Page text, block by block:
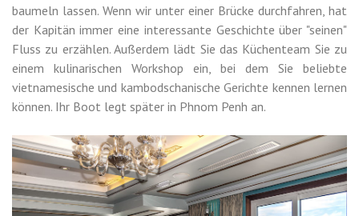
baumeln lassen. Wenn wir unter einer Brücke durchfahren, hat
der Kapitän immer eine interessante Geschichte über "seinen"
Fluss zu erzählen. Außerdem lädt Sie das Küchenteam Sie zu
einem kulinarischen Workshop ein, bei dem Sie beliebte
vietnamesische und kambodschanische Gerichte kennen lernen
können. Ihr Boot legt später in Phnom Penh an.